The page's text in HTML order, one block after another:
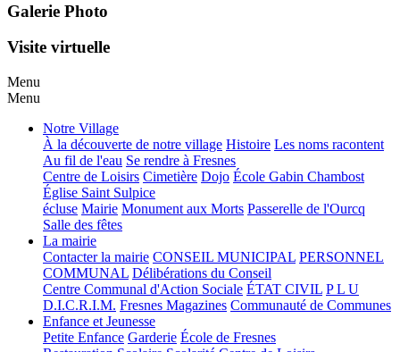
Galerie Photo
Visite virtuelle
Menu
Menu
Notre Village
À la découverte de notre village Histoire Les noms racontent
Au fil de l'eau Se rendre à Fresnes
Centre de Loisirs Cimetière Dojo École Gabin Chambost
Église Saint Sulpice
écluse Mairie Monument aux Morts Passerelle de l'Ourcq
Salle des fêtes
La mairie
Contacter la mairie CONSEIL MUNICIPAL PERSONNEL
COMMUNAL Délibérations du Conseil
Centre Communal d'Action Sociale ÉTAT CIVIL P L U
D.I.C.R.I.M. Fresnes Magazines Communauté de Communes
Enfance et Jeunesse
Petite Enfance Garderie École de Fresnes